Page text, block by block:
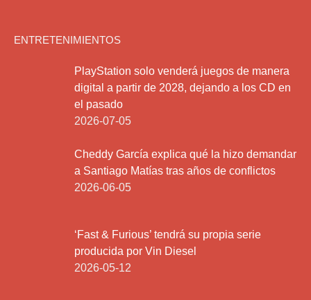
ENTRETENIMIENTOS
PlayStation solo venderá juegos de manera
digital a partir de 2028, dejando a los CD en
el pasado
2026-07-05
Cheddy García explica qué la hizo demandar
a Santiago Matías tras años de conflictos
2026-06-05
‘Fast & Furious’ tendrá su propia serie
producida por Vin Diesel
2026-05-12